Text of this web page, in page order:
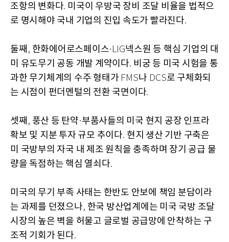
조항의 변화다. 미국이 우방국 장비 조달 비율을 법적으
로 명시해야 국내 기업의 진입 속도가 빨라진다.
둘째 , 한화에어로스페이스·LIG넥스원 등 핵심 기업의 대
미 유도무기 공동 개발 계약이다. 비궁 등 미국 시험을 통
과한 무기체계의 수주 형태가 FMS나 DCS로 구체화되
는 시점이 펀더멘털의 전환 국면이다.
셋째 , 풍산 등 탄약·부품사들의 미국 현지 공장 인프라
확보 및 지분 투자 규모 추이다. 현지 생산 기반 구축은
미 국방부의 자국 내 제조 원칙을 충족하며 장기 공급 물
량을 독점하는 핵심 열쇠다.
미국의 무기 부족 사태는 한반도 안보에 책임 분담이라
는 과제를 던졌으나, 한국 방산업계에는 미국 국방 조달
시장의 높은 벽을 허물고 글로벌 공급망에 안착하는 구
조적 기회가 된다.